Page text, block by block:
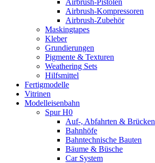
Airbrush-Pistolen
Airbrush-Kompressoren
Airbrush-Zubehör
Maskingtapes
Kleber
Grundierungen
Pigmente & Texturen
Weathering Sets
Hilfsmittel
Fertigmodelle
Vitrinen
Modelleisenbahn
Spur H0
Auf-, Abfahrten & Brücken
Bahnhöfe
Bahntechnische Bauten
Bäume & Büsche
Car System